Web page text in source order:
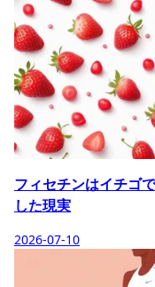
フィセチンはイチゴ
した現実
2026-07-10